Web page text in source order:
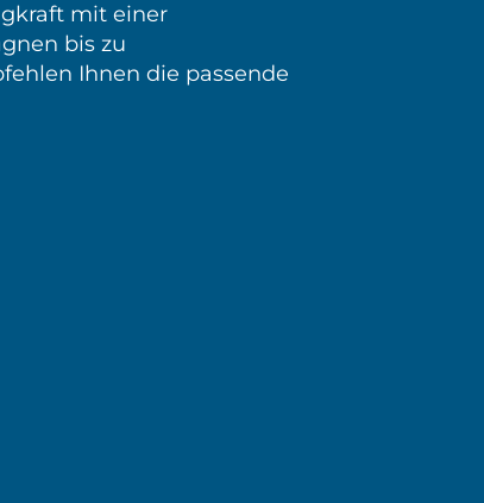
mit einer
bis zu
Ihnen die passende